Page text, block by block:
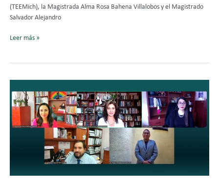
(TEEMich), la Magistrada Alma Rosa Bahena Villalobos y el Magistrado
Salvador Alejandro
Leer más »
declara
inexistencia
de
infracciones